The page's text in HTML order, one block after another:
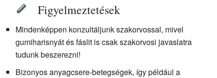
Figyelmeztetések
Mindenképpen konzultáljunk szakorvossal, mivel
gumiharisnyát és fáslit is csak szakorvosi javaslatra
tudunk beszerezni!
Bizonyos anyagcsere-betegségek, így például a